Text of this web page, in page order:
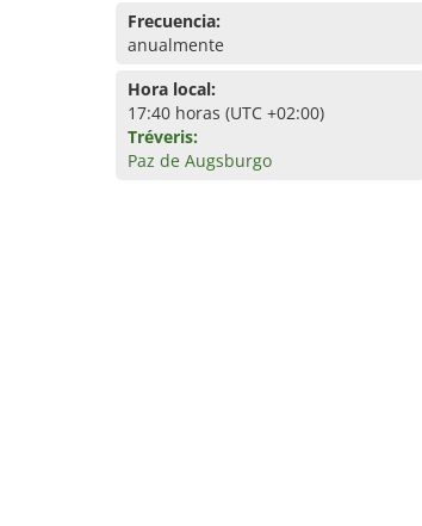
Frecuencia:
anualmente
Hora local:
17:40 horas (UTC +02:00)
Tréveris:
Paz de Augsburgo